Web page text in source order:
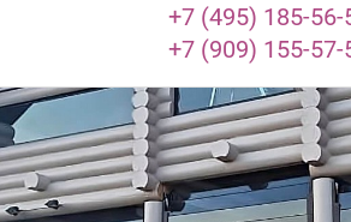
+7 (495) 185-56-
+7 (909) 155-57-